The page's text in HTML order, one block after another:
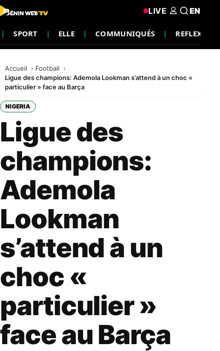
SPORT ELLE COMMUNIQUÉS REFLEXION
LIVE EN
Accueil
Football
Ligue des champions: Ademola Lookman s’attend à un choc «
particulier » face au Barça
NIGERIA
Ligue des
champions:
Ademola
Lookman
s’attend à un
choc «
particulier »
face au Barça